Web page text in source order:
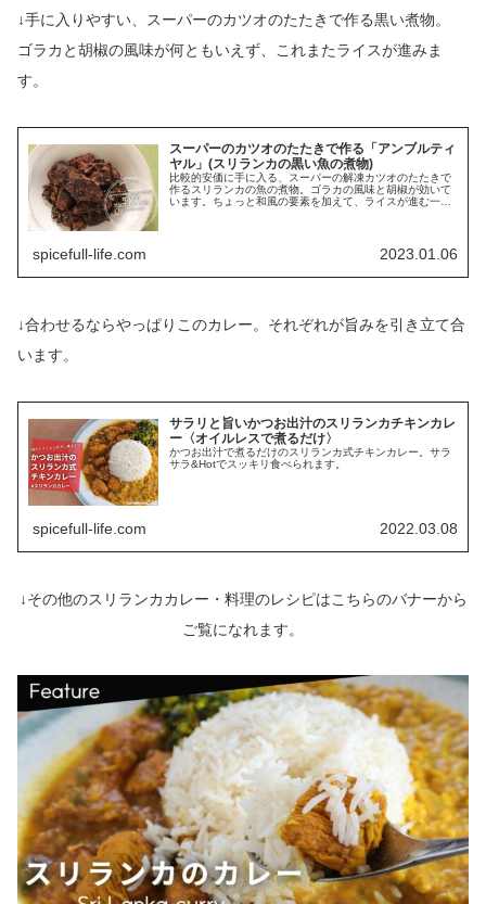
↓手に入りやすい、スーパーのカツオのたたきで作る黒い煮物。
ゴラカと胡椒の風味が何ともいえず、これまたライスが進みま
す。
スーパーのカツオのたたきで作る「アンブルティ
ヤル」(スリランカの黒い魚の煮物)
比較的安価に手に入る、スーパーの解凍カツオのたたきで
作るスリランカの魚の煮物。ゴラカの風味と胡椒が効いて
います。ちょっと和風の要素を加えて、ライスが進む一品
spicefull-life.com 2023.01.06
↓合わせるならやっぱりこのカレー。それぞれが旨みを引き立て合
います。
サラリと旨いかつお出汁のスリランカチキンカレ
ー〈オイルレスで煮るだけ〉
かつお出汁で煮るだけのスリランカ式チキンカレー。サラ
サラ&Hotでスッキリ食べられます。
spicefull-life.com 2022.03.08
↓その他のスリランカカレー・料理のレシピはこちらのバナーから
ご覧になれます。